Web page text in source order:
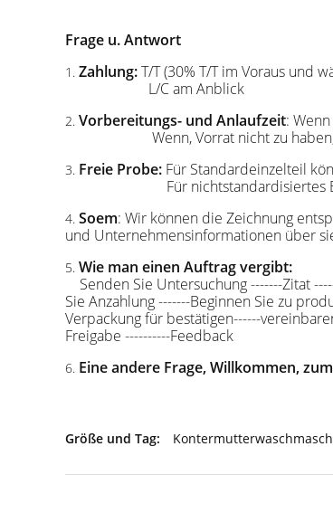
Frage u. Antwort
1. Zahlung:T/T (30% T/T im Voraus und
L/C am Anblick
2. Vorbereitungs- und Anlaufzeit:
Wenn, Vorrat nicht zu
3. Freie Probe: Für Standardeinzelteil
Für nichtstandardisiertes
4. Soem: Wir können die Zeichnung
und Unternehmensinformationen über
5. Wie man einen Auftrag vergibt:
Senden Sie Untersuchung -------Zitat
Sie Anzahlung -------Beginnen Sie zu
Verpackung für bestätigen------
Freigabe ----------Feedback
6. Eine andere Frage, Willkommen,
Größe und Tag: